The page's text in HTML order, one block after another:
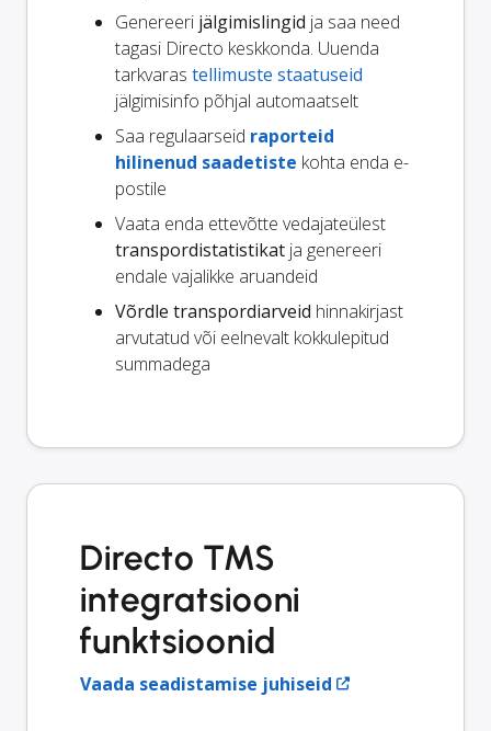
Genereeri jälgimislingid ja saa need
tagasi Directo keskkonda. Uuenda
tarkvaras tellimuste staatuseid
jälgimisinfo põhjal automaatselt
Saa regulaarseid raporteid
hilinenud saadetiste kohta enda e-
postile
Vaata enda ettevõtte vedajateülest
transpordistatistikat ja genereeri
endale vajalikke aruandeid
Võrdle transpordiarveid hinnakirjast
arvutatud või eelnevalt kokkulepitud
summadega
Directo TMS
integratsiooni
funktsioonid
Vaada seadistamise juhiseid